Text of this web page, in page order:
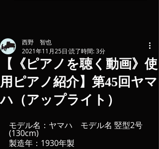
【《ピアノを聴く動画》使
用ピアノ紹介】第45回ヤマ
ハ（アップライト）
西野 智也
2021年11月25日 読了時間: 3分
モデル名：ヤマハ　モデル名 竪型2号
(130cm)
製造年：1930年製